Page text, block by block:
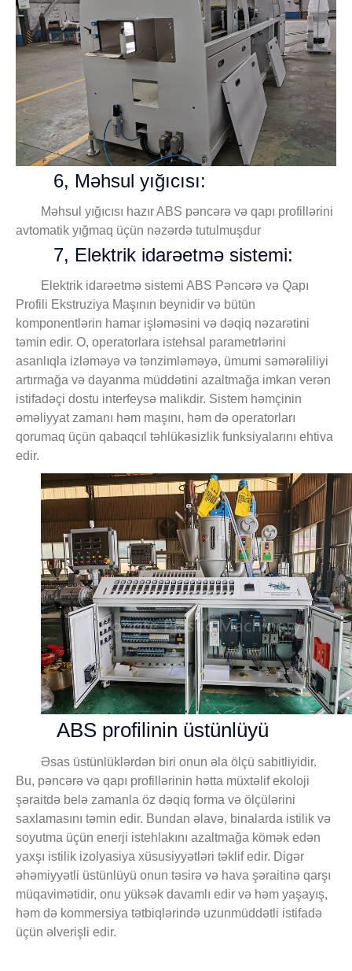
6, Məhsul yığıcısı:
Məhsul yığıcısı hazır ABS pəncərə və qapı profillərini
avtomatik yığmaq üçün nəzərdə tutulmuşdur
7, Elektrik idarəetmə sistemi:
Elektrik idarəetmə sistemi ABS Pəncərə və Qapı
Profili Ekstruziya Maşının beynidir və bütün
komponentlərin hamar işləməsini və dəqiq nəzarətini
təmin edir. O, operatorlara istehsal parametrlərini
asanlıqla izləməyə və tənzimləməyə, ümumi səmərəliliyi
artırmağa və dayanma müddətini azaltmağa imkan verən
istifadəçi dostu interfeysə malikdir. Sistem həmçinin
əməliyyat zamanı həm maşını, həm də operatorları
qorumaq üçün qabaqcıl təhlükəsizlik funksiyalarını ehtiva
edir.
ABS profilinin üstünlüyü
Əsas üstünlüklərdən biri onun əla ölçü sabitliyidir.
Bu, pəncərə və qapı profillərinin hətta müxtəlif ekoloji
şəraitdə belə zamanla öz dəqiq forma və ölçülərini
saxlamasını təmin edir. Bundan əlavə, binalarda istilik və
soyutma üçün enerji istehlakını azaltmağa kömək edən
yaxşı istilik izolyasiya xüsusiyyətləri təklif edir. Digər
əhəmiyyətli üstünlüyü onun təsirə və hava şəraitinə qarşı
müqavimətidir, onu yüksək davamlı edir və həm yaşayış,
həm də kommersiya tətbiqlərində uzunmüddətli istifadə
üçün əlverişli edir.